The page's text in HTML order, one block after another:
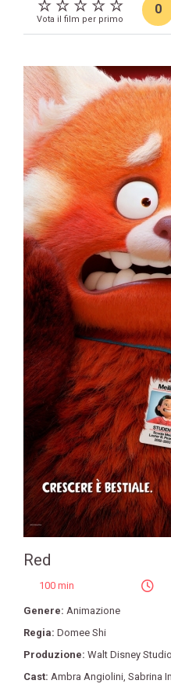
Vota il film per primo
0
Red
100 min
Genere: Animazione
Regia: Domee Shi
Produzione: Walt Disney
Cast: Ambra Angiolini, Sabrina